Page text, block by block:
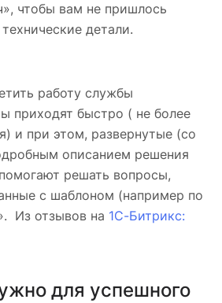
чтобы вам не пришлось
детали.
работу службы
приходят быстро ( не более
и при этом, развернутые (со
описанием решения
решать вопросы,
с шаблоном (например по
Из отзывов на 1С-Битрикс:
для успешного